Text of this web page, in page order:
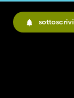
sottoscrivi